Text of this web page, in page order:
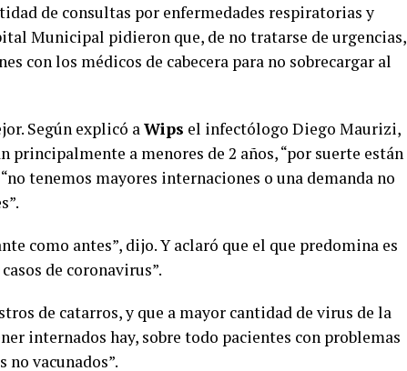
de consultas por enfermedades respiratorias y
Municipal pidieron que, de no tratarse de urgencias,
con los médicos de cabecera para no sobrecargar al
Según explicó aWips el infectólogo Diego Maurizi,
principalmente a menores de 2 años, “por suerte están
tenemos mayores internaciones o una demanda no
como antes”, dijo. Y aclaró que el que predomina es
de coronavirus”.
de catarros, y que a mayor cantidad de virus de la
internados hay, sobre todo pacientes con problemas
vacunados”.